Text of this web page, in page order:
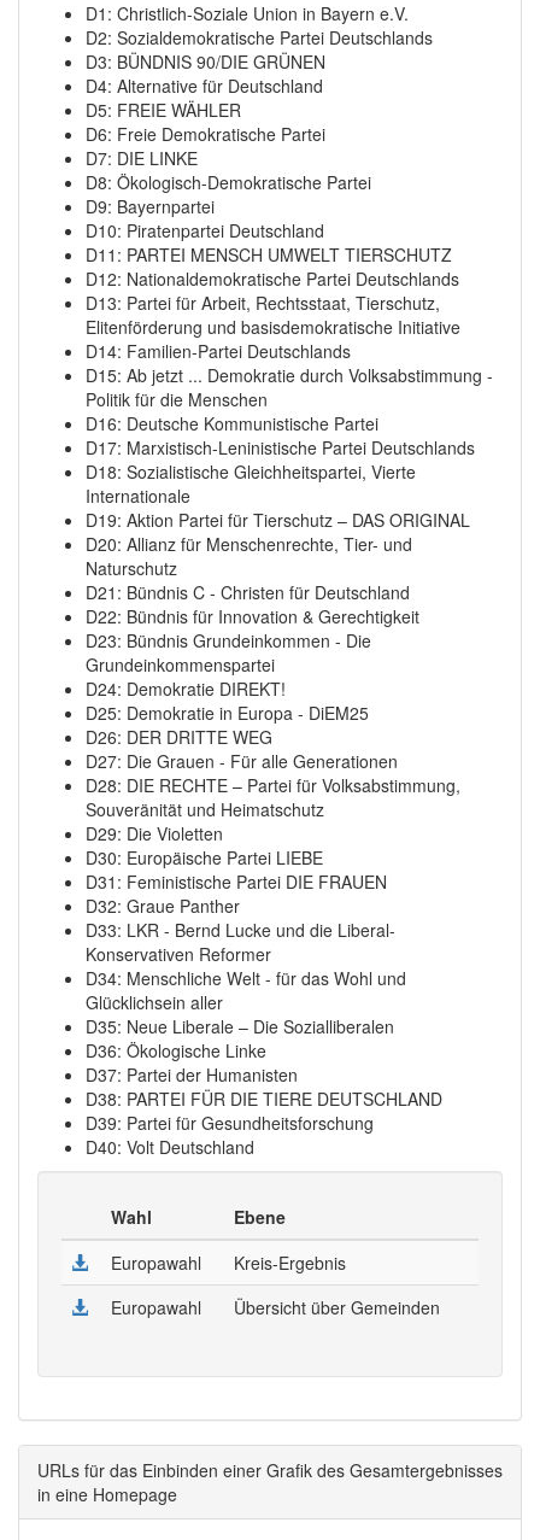
D1: Christlich-Soziale Union in Bayern e.V.
D2: Sozialdemokratische Partei Deutschlands
D3: BÜNDNIS 90/DIE GRÜNEN
D4: Alternative für Deutschland
D5: FREIE WÄHLER
D6: Freie Demokratische Partei
D7: DIE LINKE
D8: Ökologisch-Demokratische Partei
D9: Bayernpartei
D10: Piratenpartei Deutschland
D11: PARTEI MENSCH UMWELT TIERSCHUTZ
D12: Nationaldemokratische Partei Deutschlands
D13: Partei für Arbeit, Rechtsstaat, Tierschutz,
Elitenförderung und basisdemokratische Initiative
D14: Familien-Partei Deutschlands
D15: Ab jetzt ... Demokratie durch Volksabstimmung -
Politik für die Menschen
D16: Deutsche Kommunistische Partei
D17: Marxistisch-Leninistische Partei Deutschlands
D18: Sozialistische Gleichheitspartei, Vierte
Internationale
D19: Aktion Partei für Tierschutz – DAS ORIGINAL
D20: Allianz für Menschenrechte, Tier- und
Naturschutz
D21: Bündnis C - Christen für Deutschland
D22: Bündnis für Innovation & Gerechtigkeit
D23: Bündnis Grundeinkommen - Die
Grundeinkommenspartei
D24: Demokratie DIREKT!
D25: Demokratie in Europa - DiEM25
D26: DER DRITTE WEG
D27: Die Grauen - Für alle Generationen
D28: DIE RECHTE – Partei für Volksabstimmung,
Souveränität und Heimatschutz
D29: Die Violetten
D30: Europäische Partei LIEBE
D31: Feministische Partei DIE FRAUEN
D32: Graue Panther
D33: LKR - Bernd Lucke und die Liberal-
Konservativen Reformer
D34: Menschliche Welt - für das Wohl und
Glücklichsein aller
D35: Neue Liberale – Die Sozialliberalen
D36: Ökologische Linke
D37: Partei der Humanisten
D38: PARTEI FÜR DIE TIERE DEUTSCHLAND
D39: Partei für Gesundheitsforschung
D40: Volt Deutschland
Wahl
Ebene
Europawahl
Kreis-Ergebnis
Europawahl
Übersicht über Gemeinden
URLs für das Einbinden einer Grafik des Gesamtergebnisses
in eine Homepage